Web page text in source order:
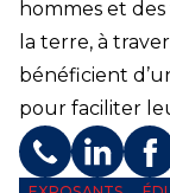
hommes et
la terre, à
bénéficient
pour faciliter
Téléphone
Profil